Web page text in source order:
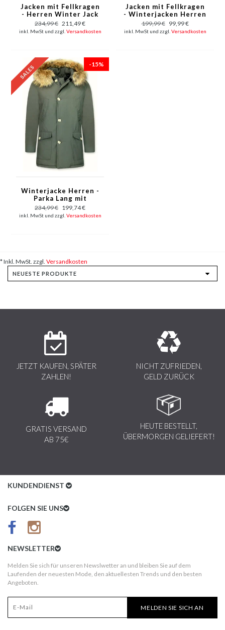
Jacken mit Fellkragen
- Herren Winter Jack
Lang - Große XL
Pelzkragen - Parka -
Grün
234,99 € 211,49 €
inkl. MwSt und zzgl. Versandkosten
Jacken mit Fellkragen
- Winterjacken Herren
Lange - Große
Pelzkragen - Parka 4
Tasche Wooly - Rot
199,99 € 99,99 €
inkl. MwSt und zzgl. Versandkosten
-15%
Winterjacke Herren -
Parka Lang mit
Fellkragen - Grün
234,99 € 199,74 €
inkl. MwSt und zzgl. Versandkosten
* Inkl. MwSt. zzgl. Versandkosten
JETZT KAUFEN, SPÄTER
ZAHLEN!
NICHT ZUFRIEDEN,
GELD ZURÜCK
GRATIS VERSAND
AB 75€
HEUTE BESTELLT,
ÜBERMORGEN GELIEFERT!
KUNDENDIENST
Kundenservice
AGB
Kundeninformationen
Widerruf
FOLGEN SIE UNS
NEWSLETTER
Melden Sie sich für unseren Newslwetter an und bleiben Sie auf dem
Laufenden der neuesten Mode, den aktuellesten Trends und den besten
Angeboten.
MELDEN SIE SICH AN